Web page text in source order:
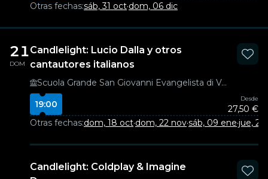
Otras fechas:sáb, 31 oct·dom, 06 dic
21
DOM
Candlelight: Lucio Dalla y otros
cantautores italianos
Scuola Grande San Giovanni Evangelista di Venezia
19:00
Desde
27,50 €
Otras fechas:dom, 18 oct·dom, 22 nov·sáb, 09 ene·jue,
Candlelight: Coldplay & Imagine